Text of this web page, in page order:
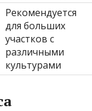
Рекомендуется
для больших
участков с
различными
культурами